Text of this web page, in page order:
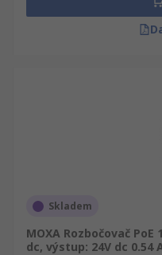
Skladem
MOXA Rozbočovač
dc, výstup: 24V dc 0.54